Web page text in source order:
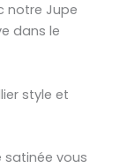
notre Jupe
dans le
style et
satinée vous